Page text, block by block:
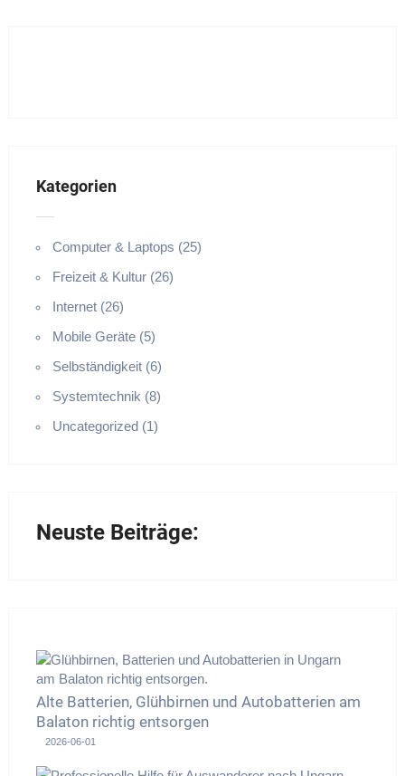
Kategorien
Computer & Laptops (25)
Freizeit & Kultur (26)
Internet (26)
Mobile Geräte (5)
Selbständigkeit (6)
Systemtechnik (8)
Uncategorized (1)
Neuste Beiträge:
Alte Batterien, Glühbirnen und Autobatterien am
Balaton richtig entsorgen
2026-06-01